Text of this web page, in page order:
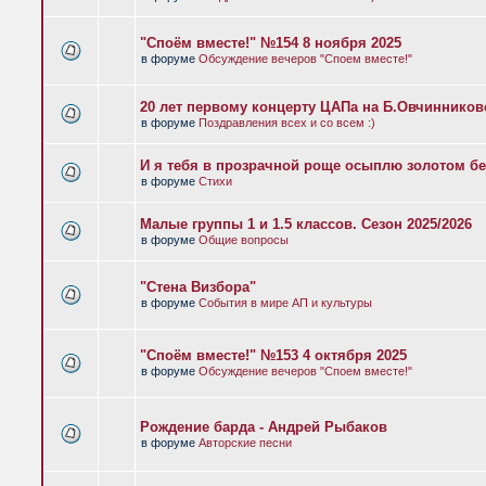
"Споём вместе!" №154 8 ноября 2025
в форуме Обсуждение вечеров "Споем вместе!"
20 лет первому концерту ЦАПа на
в форуме Поздравления всех и со всем :)
И я тебя в прозрачной роще осыплю золотом
в форуме Стихи
Малые группы 1 и 1.5 классов. Сезон 2025/2026
в форуме Общие вопросы
"Стена Визбора"
в форуме События в мире АП и культуры
"Споём вместе!" №153 4 октября 2025
в форуме Обсуждение вечеров "Споем вместе!"
Рождение барда - Андрей Рыбаков
в форуме Авторские песни